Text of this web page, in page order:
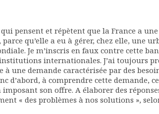
pensent et répètent que la France a
qu’elle a eu à gérer, chez elle, une
Je m’inscris en faux contre cette
internationales. J’ai toujours
une demande caractérisée par des
d’abord, à comprendre cette demande,
son offre. A élaborer des
« des problèmes à nos solutions »,